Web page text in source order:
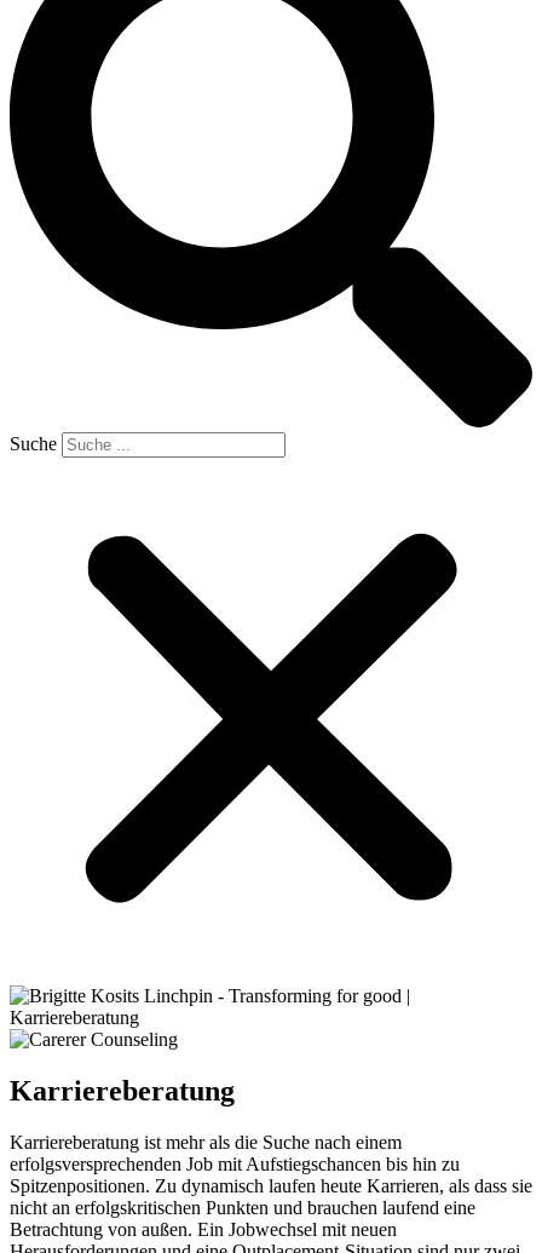
Suche
Karriereberatung
Karriereberatung ist mehr als die Suche nach einem
erfolgsversprechenden Job mit Aufstiegschancen bis hin zu
Spitzenpositionen. Zu dynamisch laufen heute Karrieren, als dass sie
nicht an erfolgskritischen Punkten und brauchen laufend eine
Betrachtung von außen. Ein Jobwechsel mit neuen